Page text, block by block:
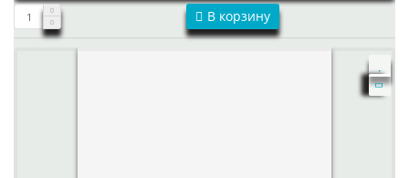
В корзину